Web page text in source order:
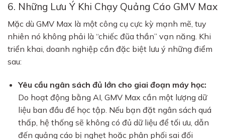
6. Những Lưu Ý Khi Chạy Quảng Cáo GMV Max
Mặc dù GMV Max là một công cụ cực kỳ mạnh mẽ, tuy
nhiên nó không phải là “chiếc đũa thần” vạn năng. Khi
triển khai, doanh nghiệp cần đặc biệt lưu ý những điểm
sau:
Yêu cầu ngân sách đủ lớn cho giai đoạn máy học:
Do hoạt động bằng AI, GMV Max cần một lượng dữ
liệu ban đầu để học tập. Nếu bạn đặt ngân sách quá
thấp, hệ thống sẽ không có đủ dữ liệu để tối ưu, dẫn
đến quảng cáo bị nghẹt hoặc phân phối sai đối